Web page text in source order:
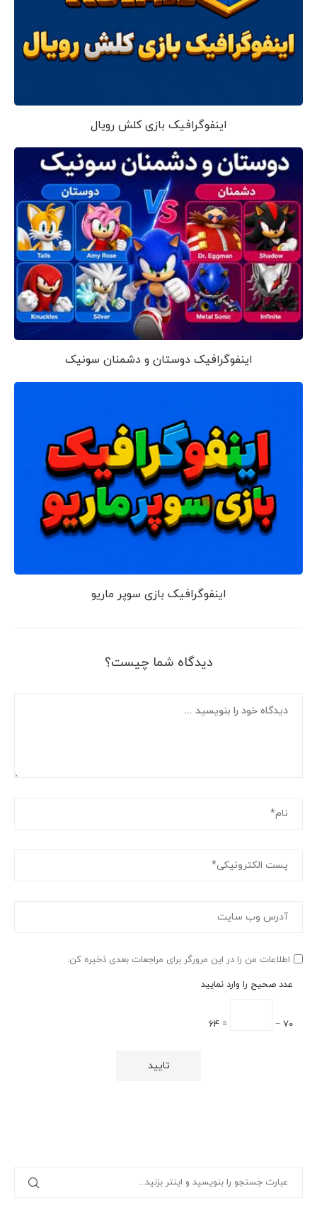
اینفوگرافیک بازی کلش رویال
اینفوگرافیک دوستان و دشمنان سونیک
اینفوگرافیک بازی سوپر ماریو
دیدگاه شما چیست؟
اطلاعات من را در این مرورگر برای مراجعات بعدی ذخیره کن.
عدد صحیح را وارد نمایید
70 −
= 64